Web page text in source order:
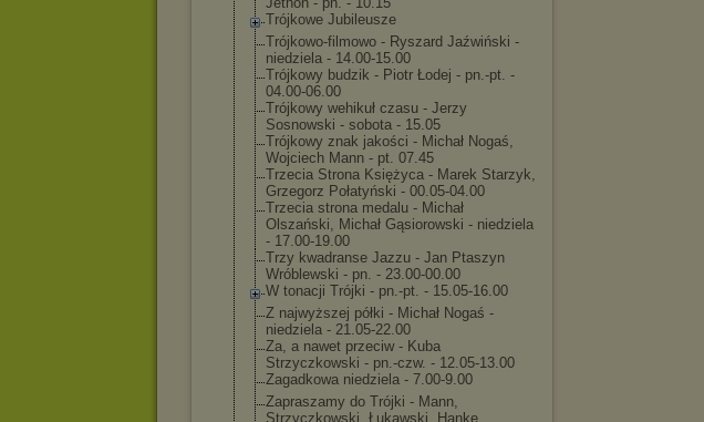
Trójkowe Jubileusze
Trójkowo-filmowo - Ryszard Jaźwiński -
niedziela - 14.00-15.00
Trójkowy budzik - Piotr Łodej - pn.-pt. -
04.00-06.00
Trójkowy wehikuł czasu - Jerzy
Sosnowski - sobota - 15.05
Trójkowy znak jakości - Michał Nogaś,
Wojciech Mann - pt. 07.45
Trzecia Strona Księżyca - Marek Starzyk,
Grzegorz Połatyński - 00.05-04.00
Trzecia strona medalu - Michał
Olszański, Michał Gąsiorowski - niedziela
- 17.00-19.00
Trzy kwadranse Jazzu - Jan Ptaszyn
Wróblewski - pn. - 23.00-00.00
W tonacji Trójki - pn.-pt. - 15.05-16.00
Z najwyższej półki - Michał Nogaś -
niedziela - 21.05-22.00
Za, a nawet przeciw - Kuba
Strzyczkowski - pn.-czw. - 12.05-13.00
Zagadkowa niedziela - 7.00-9.00
Zapraszamy do Trójki - Mann,
Strzyczkowski, Łukawski, Hanke,